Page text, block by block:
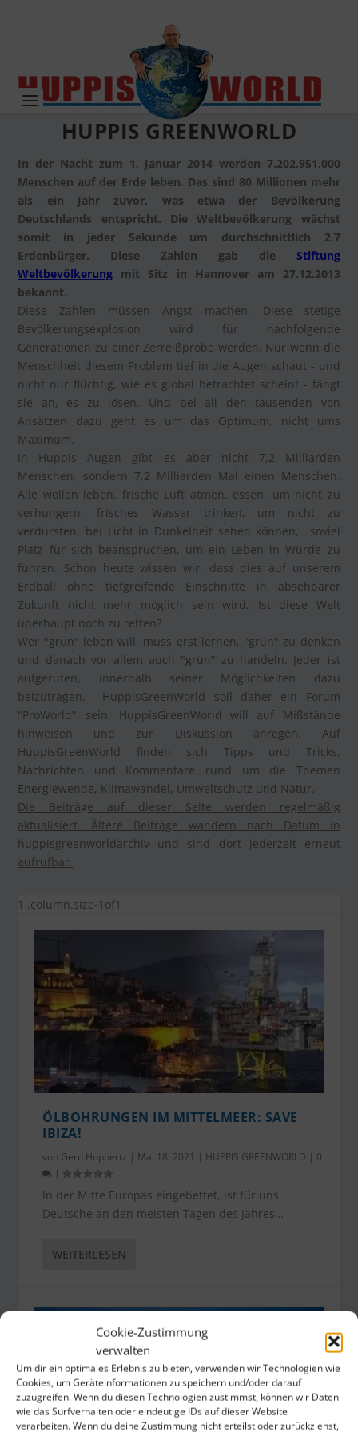
Cookie-Zustimmung
verwalten
Um dir ein optimales Erlebnis zu bieten, verwenden wir Technologien wie
Cookies, um Geräteinformationen zu speichern und/oder darauf
zuzugreifen. Wenn du diesen Technologien zustimmst, können wir Daten
wie das Surfverhalten oder eindeutige IDs auf dieser Website
verarbeiten. Wenn du deine Zustimmung nicht erteilst oder zurückziehst,
HUPPIS GREENWORLD
In der Nacht zum 1. Januar 2014 werden 7.202.951.000
Menschen auf der Erde leben. Das sind 80 Millionen mehr
als ein Jahr zuvor, was etwa der Bevölkerung
Deutschlands entspricht. Die Weltbevölkerung wächst
somit in jeder Sekunde um durchschnittlich 2,7
Erdenbürger. Diese Zahlen gab die Stiftung
Weltbevölkerung mit Sitz in Hannover am 27.12.2013
bekannt.
Diese Zahlen müssen Angst machen. Diese stetige
Bevölkerungsexplosion wird für nachfolgende
Generationen zu einer Zerreißprobe werden. Nur wenn die
Menschheit diesem Problem tief in die Augen schaut - und
nicht nur flüchtig, wie es global betrachtet scheint - fängt
sie an, es zu lösen. Und bei all den tausenden von
Ansätzen dazu geht es um das Optimum, nicht ums
Maximum.
In Huppis Augen gibt es aber nicht 7,2 Milliarden
Menschen, sondern 7,2 Milliarden Mal einen Menschen.
Alle wollen leben, frische Luft atmen, essen, um nicht zu
verhungern, frisches Wasser trinken, um nicht zu
verdursten, bei Licht in Dunkelheit sehen können, soviel
Platz für sich beanspruchen, um ein Leben in Würde zu
führen. Schon heute wissen wir, dass dies auf unserem
Erdball ohne tiefgreifende Einschnitte in absehbarer
Zukunft nicht mehr möglich sein wird. Ist diese Welt
überhaupt noch zu retten?
Wer "grün" leben will, muss erst lernen, "grün" zu denken
und danach vor allem auch "grün" zu handeln. Jeder ist
aufgerufen, innerhalb seiner Möglichkeiten dazu
beizutragen. HuppisGreenWorld soll daher ein Forum
"ProWorld" sein. HuppisGreenWorld will auf Mißstände
hinweisen und zur Diskussion anregen. Auf
HuppisGreenWorld finden sich Tipps und Tricks,
Nachrichten und Kommentare rund um die Themen
Energiewende, Klimawandel, Umweltschutz und Natur.
Die Beiträge auf dieser Seite werden regelmäßig
aktualisiert. Ältere Beiträge wandern nach Datum in
huppisgreenworldarchiv und sind dort jederzeit erneut
aufrufbar.
ÖLBOHRUNGEN IM MITTELMEER: SAVE
IBIZA!
von Gerd Huppertz | Mai 18, 2021 | HUPPIS GREENWORLD | 0
|
In der Mitte Europas eingebettet, ist für uns
Deutsche an den meisten Tagen des Jahres…
WEITERLESEN